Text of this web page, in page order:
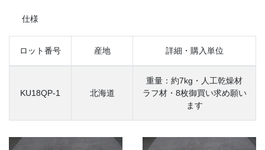
仕様
ロット番号 産地 詳細・購入単位
KU18QP-1 北海道
重量：約7kg・人工乾燥材
ラフ材・8枚御買い求め願い
ます